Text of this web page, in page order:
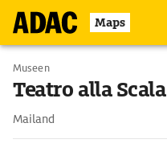
Maps
Museen
Teatro alla Scala
Mailand